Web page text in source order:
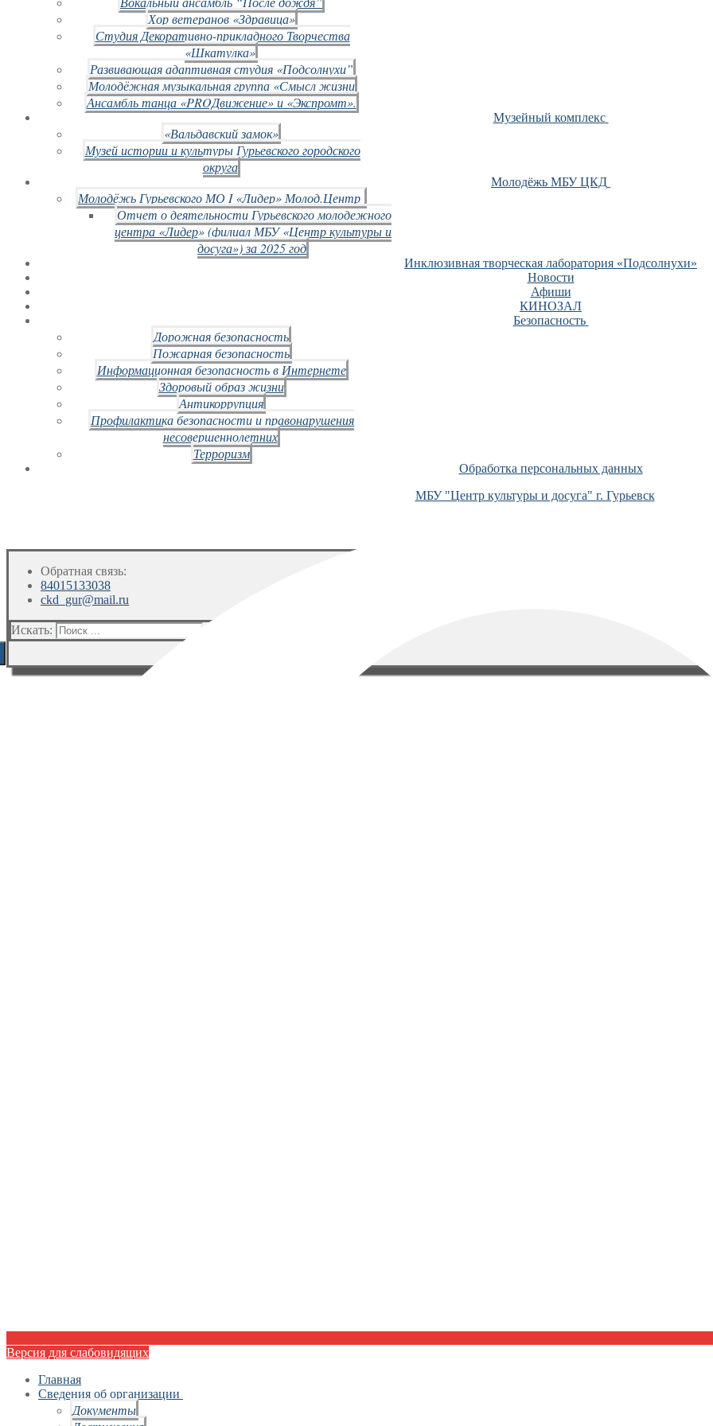
Хор ветеранов «Здравица»
Студия Декоративно-прикладного Творчества
«Шкатулка»
Развивающая адаптивная студия «Подсолнухи”
Молодёжная музыкальная группа «Смысл жизни
Ансамбль танца «PROДвижение» и «Экспромт».
Музейный комплекс
«Вальдавский замок»
Музей истории и культуры Гурьевского городского
округа
Молодёжь МБУ ЦКД
Молодёжь Гурьевского МО I «Лидер» Молод.Центр
Отчет о деятельности Гурьевского молодежного
центра «Лидер» (филиал МБУ «Центр культуры и
досуга») за 2025 год
Инклюзивная творческая лаборатория «Подсолнухи»
Новости
Афиши
КИНОЗАЛ
Безопасность
Дорожная безопасность
Пожарная безопасность
Информационная безопасность в Интернете
Здоровый образ жизни
Антикоррупция
Профилактика безопасности и правонарушения
несовершеннолетних
Терроризм
Обработка персональных данных
МБУ "Центр культуры и досуга" г. Гурьевск
Обратная связь:
84015133038
ckd_gur@mail.ru
Искать:
Версия для слабовидящих
Главная
Сведения об организации
Документы